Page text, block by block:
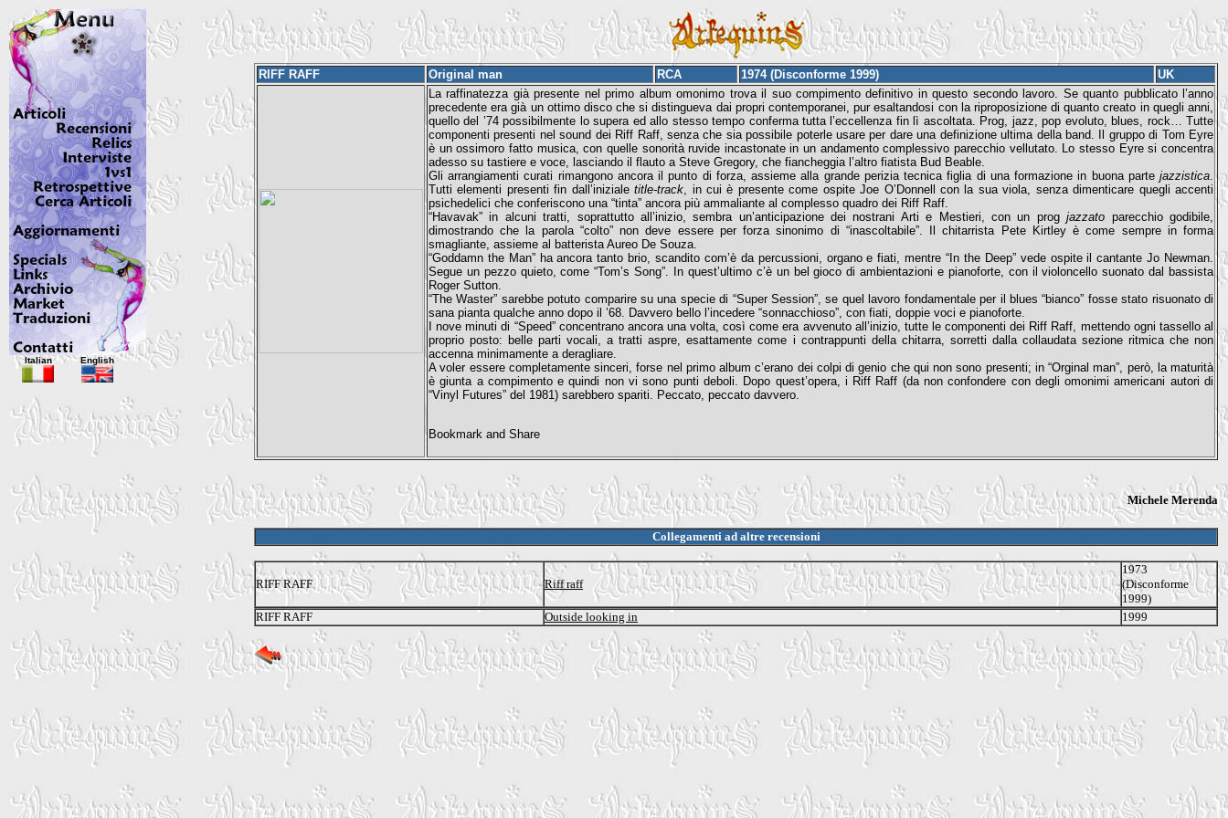
RIFF RAFF Original man RCA 1974 (Disconforme 1999)
UK
La raffinatezza già presente nel primo album omonimo trova il suo compimento definitivo in questo secondo lavoro. Se quanto pubblicato l’anno
precedente era già un ottimo disco che si distingueva dai propri contemporanei, pur esaltandosi con la riproposizione di quanto creato in quegli anni,
quello del ’74 possibilmente lo supera ed allo stesso tempo conferma tutta l’eccellenza fin lì ascoltata. Prog, jazz, pop evoluto, blues, rock… Tutte
componenti presenti nel sound dei Riff Raff, senza che sia possibile poterle usare per dare una definizione ultima della band. Il gruppo di Tom Eyre
è un ossimoro fatto musica, con quelle sonorità ruvide incastonate in un andamento complessivo parecchio vellutato. Lo stesso Eyre si concentra
adesso su tastiere e voce, lasciando il flauto a Steve Gregory, che fiancheggia l’altro fiatista Bud Beable.
Gli arrangiamenti curati rimangono ancora il punto di forza, assieme alla grande perizia tecnica figlia di una formazione in buona parte jazzistica.
Tutti elementi presenti fin dall’inizialetitle-track, in cui è presente come ospite Joe O’Donnell con la sua viola, senza dimenticare quegli accenti
psichedelici che conferiscono una “tinta” ancora più ammaliante al complesso quadro dei Riff Raff.
“Havavak” in alcuni tratti, soprattutto all’inizio, sembra un’anticipazione dei nostrani Arti e Mestieri, con un progjazzato parecchio godibile,
dimostrando che la parola “colto” non deve essere per forza sinonimo di “inascoltabile”. Il chitarrista Pete Kirtley è come sempre in forma
smagliante, assieme al batterista Aureo De Souza.
“Goddamn the Man” ha ancora tanto brio, scandito com’è da percussioni, organo e fiati, mentre “In the Deep” vede ospite il cantante Jo Newman.
Segue un pezzo quieto, come “Tom’s Song”. In quest’ultimo c’è un bel gioco di ambientazioni e pianoforte, con il violoncello suonato dal bassista
Roger Sutton.
“The Waster” sarebbe potuto comparire su una specie di “Super Session”, se quel lavoro fondamentale per il blues “bianco” fosse stato risuonato di
sana pianta qualche anno dopo il ’68. Davvero bello l’incedere “sonnacchioso”, con fiati, doppie voci e pianoforte.
I nove minuti di “Speed” concentrano ancora una volta, così come era avvenuto all’inizio, tutte le componenti dei Riff Raff, mettendo ogni tassello al
proprio posto: belle parti vocali, a tratti aspre, esattamente come i contrappunti della chitarra, sorretti dalla collaudata sezione ritmica che non
accenna minimamente a deragliare.
A voler essere completamente sinceri, forse nel primo album c’erano dei colpi di genio che qui non sono presenti; in “Orginal man”, però, la maturità
è giunta a compimento e quindi non vi sono punti deboli. Dopo quest’opera, i Riff Raff (da non confondere con degli omonimi americani autori di
“Vinyl Futures” del 1981) sarebbero spariti. Peccato, peccato davvero.
Michele Merenda
Collegamenti ad altre recensioni
RIFF RAFF Riff raff
1973
(Disconforme
1999)
RIFF RAFF
Outside looking in 1999
Italian English